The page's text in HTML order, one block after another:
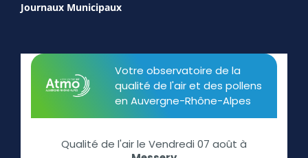
Journaux Municipaux